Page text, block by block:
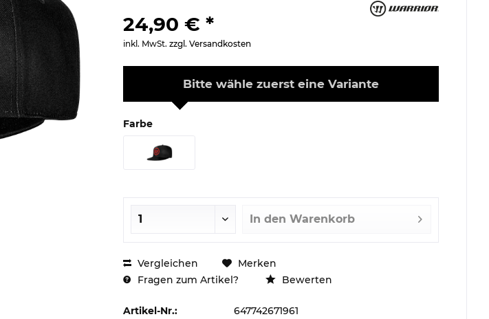
24,90 € *
inkl. MwSt. zzgl. Versandkosten
Bitte wähle zuerst eine Variante
Farbe
In den Warenkorb
Vergleichen
Merken
Fragen zum Artikel?
Bewerten
Artikel-Nr.: 647742671961